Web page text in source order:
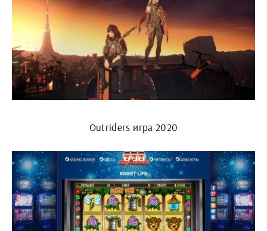
Outriders игра 2020